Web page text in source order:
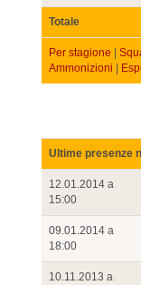
Totale
Per stagione
Ammonizioni
Ultime presenze
12.01.2014 a
15:00
09.01.2014 a
18:00
10.11.2013 a